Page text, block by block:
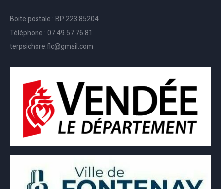
Boite postale : BP 223 85204
Téléphone : 07.49.57.76.81
terpsichore.flc@gmail.com